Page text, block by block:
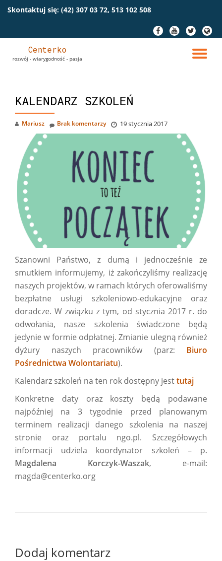
Skontaktuj się: (42) 307 03 72, 513 102 508
fa-
facebook
fa-
youtube
fa-
twitter
fa-
globe
Centerko
rozwój - wiarygodność - pasja
KALENDARZ SZKOLEŃ
Mariusz 19 stycznia 2017
Brak komentarzy
Szanowni Państwo, z dumą i jednocześnie ze
smutkiem informujemy, iż zakończyliśmy realizację
naszych projektów, w ramach których oferowaliśmy
bezpłatne usługi szkoleniowo-edukacyjne oraz
doradcze. W związku z tym, od stycznia 2017 r. do
odwołania, nasze szkolenia świadczone będą
jedynie w formie odpłatnej. Zmianie ulegną również
dyżury naszych pracowników (parz: Biuro
Pośrednictwa Wolontariatu).
Kalendarz szkoleń na ten rok dostępny jesttutaj
Konkretne daty oraz koszty będą podawane
najpóźniej na 3 tygodnie przed planowanym
terminem realizacji danego szkolenia na naszej
stronie oraz portalu ngo.pl. Szczegółowych
informacji udziela koordynator szkoleń – p.
Magdalena Korczyk-Waszak, e-mail:
magda@centerko.org
Dodaj komentarz